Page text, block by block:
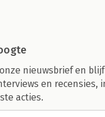
nieuwsbrief en
en recensies,
acties.